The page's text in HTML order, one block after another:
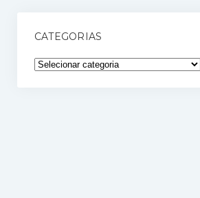
CATEGORIAS
Categorias